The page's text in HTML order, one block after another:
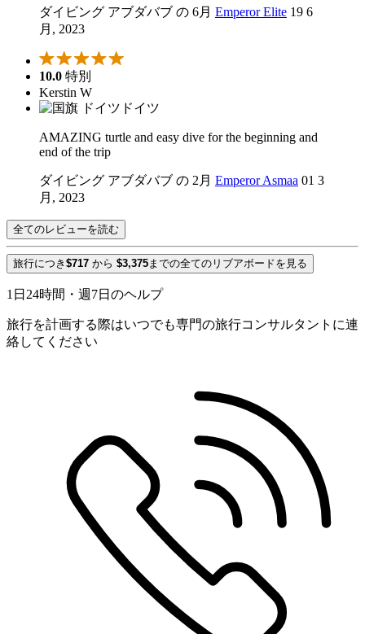
ダイビング アブダバブ の 6月 Emperor Elite 19 6
月, 2023
10.0 特別
Kerstin W
ドイツ
AMAZING turtle and easy dive for the beginning and
end of the trip
ダイビング アブダバブ の 2月 Emperor Asmaa 01 3
月, 2023
全てのレビューを読む
旅行につき $717 から $3,375 までの全てのリブアボードを見る
1日24時間・週7日のヘルプ
旅行を計画する際はいつでも専門の旅行コンサルタントに連
絡してください